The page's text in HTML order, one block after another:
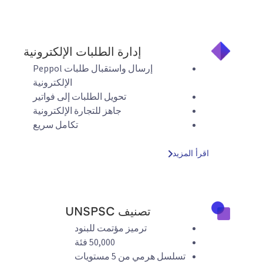
إدارة الطلبات الإلكترونية
إرسال واستقبال طلبات Peppol
الإلكترونية
تحويل الطلبات إلى فواتير
جاهز للتجارة الإلكترونية
تكامل سريع
اقرأ المزيد
تصنيف UNSPSC
ترميز مؤتمت للبنود
50,000 فئة
تسلسل هرمي من 5 مستويات